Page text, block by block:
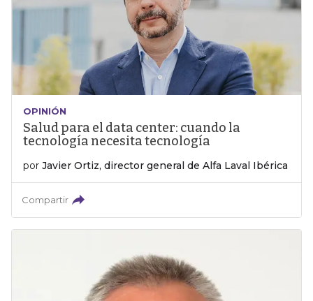
OPINIÓN
Salud para el data center: cuando la
tecnología necesita tecnología
por Javier Ortiz, director general de Alfa Laval Ibérica
Compartir